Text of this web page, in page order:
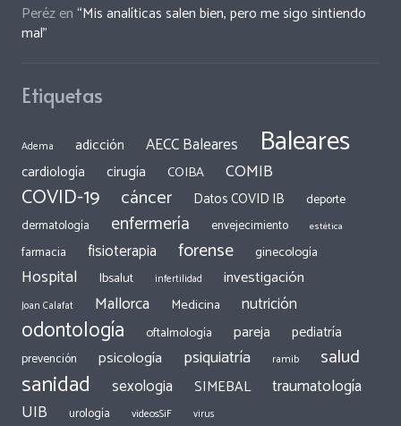
Perézen“Mis analíticas salen bien, pero me sigo sintiendo
mal”
Etiquetas
Adema adicción AECC Baleares Baleares
cardiología cirugía COIBA COMIB
COVID-19 cáncer Datos COVID IB
deporte
dermatología
enfermería envejecimiento estética
farmacia fisioterapia forense ginecología
Hospital Ibsalut infertilidad investigación
Joan Calafat Mallorca Medicina nutrición
odontología oftalmología pareja pediatría
prevención psicología psiquiatría ramib salud
sanidad sexologia SIMEBAL traumatología
UIB urología videosSiF virus